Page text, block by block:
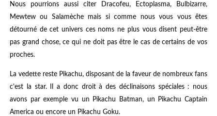
Nous pourrions aussi citer Dracofeu, Ectoplasma, Bulbizarre,
Mewtew ou Salamèche mais si comme nous vous vous êtes
détourné de cet univers ces noms ne plus vous disent peut-être
pas grand chose, ce qui ne doit pas être le cas de certains de vos
proches.
La vedette reste Pikachu, disposant de la faveur de nombreux fans
c'est la star. Il a donc droit à des déclinaisons spéciales : nous
avons par exemple vu un Pikachu Batman, un Pikachu Captain
America ou encore un Pikachu Goku.